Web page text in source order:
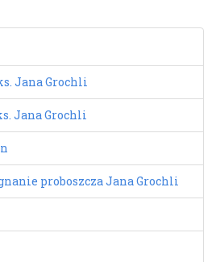
Jana Grochli
Jana Grochli
proboszcza Jana Grochli